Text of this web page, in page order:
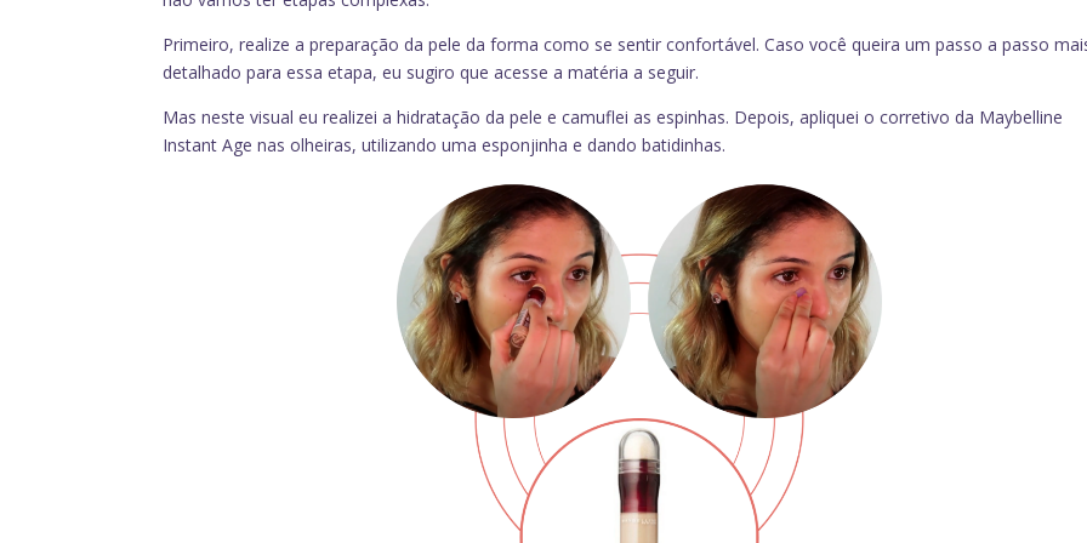
Primeiro, realize a preparação da pele da forma como se sentir confortável. Caso você queira um passo a passo
detalhado para essa etapa, eu sugiro que acesse a matéria a seguir.
Mas neste visual eu realizei a hidratação da pele e camuflei as espinhas. Depois, apliquei o corretivo da Maybelline
Instant Age nas olheiras, utilizando uma esponjinha e dando batidinhas.